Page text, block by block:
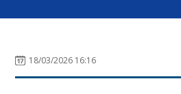
18/03/2026 16:16